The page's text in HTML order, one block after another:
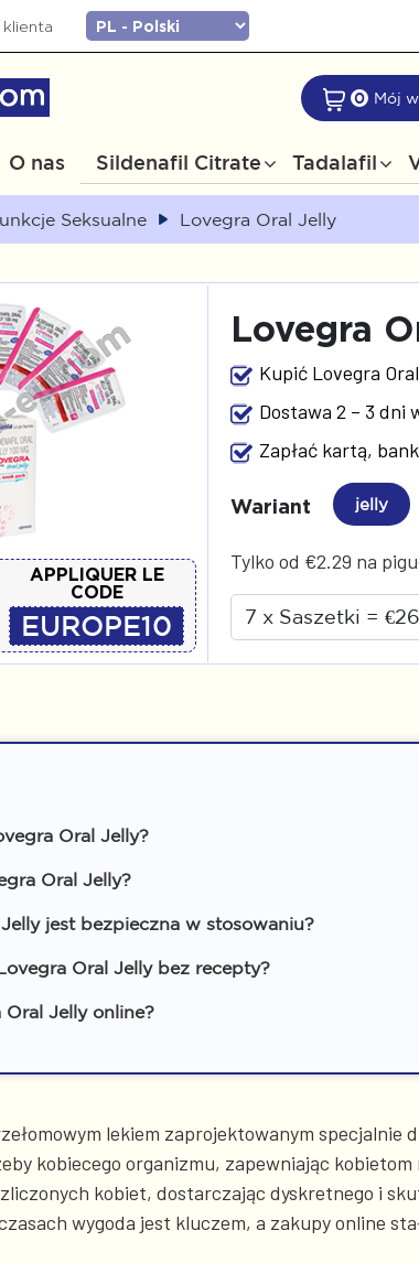
klienta
0 Mój
O nas Sildenafil Citrate Tadalafil
Seksualne Lovegra Oral Jelly
APPLIQUER LE
CODE
EUROPE10
Lovegra
Kupić Lovegra
Dostawa 2 – 3 dni
Zapłać kartą,
Wariant jelly
Tylko od €2.29 na
Oral Jelly?
Oral Jelly?
jest bezpieczna w stosowaniu?
Oral Jelly bez recepty?
Jelly online?
lekiem zaprojektowanym
kobiecego organizmu, zapewniając
kobiet, dostarczając dyskretnego i
wygoda jest kluczem, a zakupy online